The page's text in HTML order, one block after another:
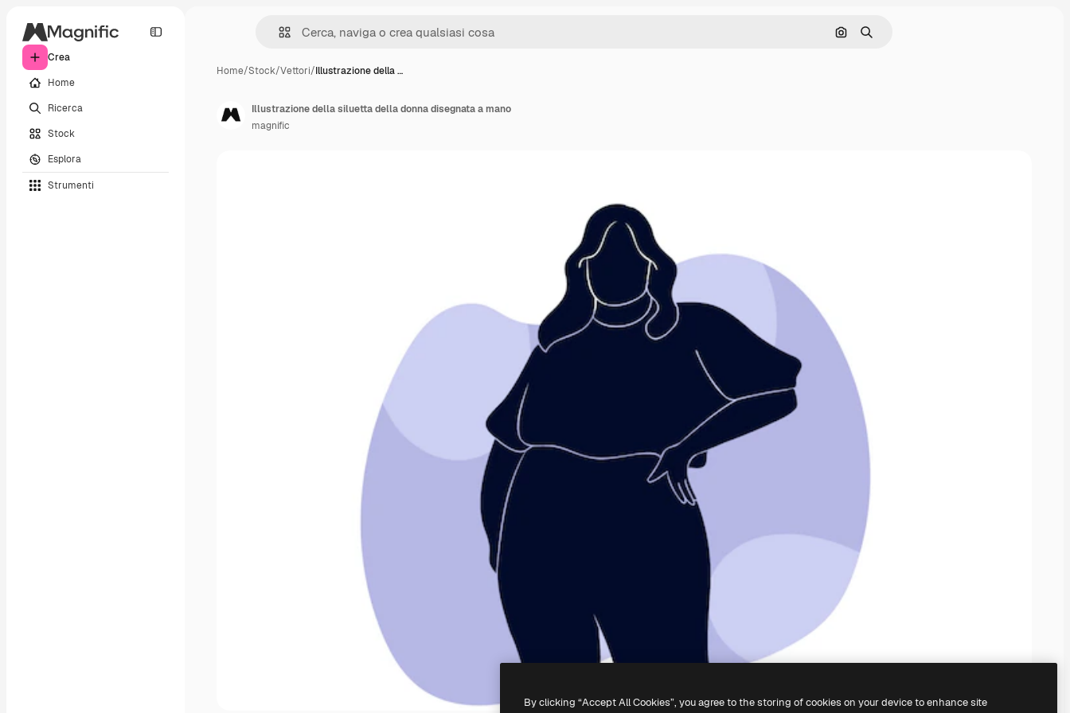
Crea
Home
Ricerca
Stock
Esplora
Strumenti
Cerca per immagine
Ricerca
Home/Stock/Vettori/Illustrazione della …
Illustrazione della siluetta della donna disegnata a mano
magnific
By clicking “Accept All Cookies”, you agree to the storing of cookies on your device to enhance site